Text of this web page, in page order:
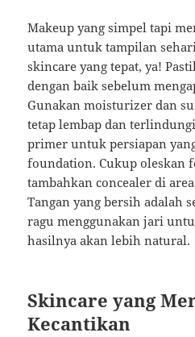
Makeup yang simpel tapi
utama untuk tampilan
skincare yang tepat, ya!
dengan baik sebelum
Gunakan moisturizer dan
tetap lembap dan
primer untuk persiapan
foundation. Cukup oleskan
tambahkan concealer di
Tangan yang bersih adalah
ragu menggunakan jari
hasilnya akan lebih natural.
Skincare yang
Kecantikan